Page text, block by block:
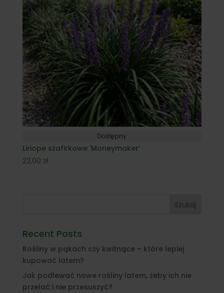
Dostępny
Liriope szafirkowe 'Moneymaker’
22,00 zł
Szukaj
Recent Posts
Rośliny w pąkach czy kwitnące – które lepiej
kupować latem?
Jak podlewać nowe rośliny latem, żeby ich nie
przelać i nie przesuszyć?